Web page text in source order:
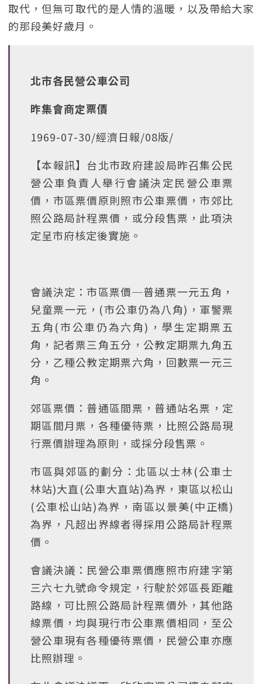
取代，但無可取代的是人情的溫暖，以及帶給大家
的那段美好歲月。
北市各民營公車公司
昨集會商定票價
1969-07-30/經濟日報/08版/
【本報訊】台北市政府建設局昨召集公民
營公車負責人舉行會議決定民營公車票
價，市區票價原則照市公車票價，市郊比
照公路局計程票價，或分段售票，此項決
定呈市府核定後實施。
會議決定：市區票價─普通票一元五角，
兒童票一元，(市公車仍為八角)，軍警票
五角(市公車仍為六角)，學生定期票五
角，記者票三角五分，公教定期票九角五
分，乙種公教定期票六角，回數票一元三
角。
郊區票價：普通區間票，普通站名票，定
期區間月票，各種優待票，比照公路局現
行票價辦理為原則，或採分段售票。
市區與郊區的劃分：北區以士林(公車士
林站)大直(公車大直站)為界，東區以松山
(公車松山站)為界，南區以景美(中正橋)
為界，凡超出界線者得採用公路局計程票
價。
會議決議：民營公車票價應照市府建字第
三六七九號命令規定，行駛於郊區長距離
路線，可比照公路局計程票價外，其他路
線票價，均與現行市公車票價相同，至公
營公車現有各種優待票價，民營公車亦應
比照辦理。